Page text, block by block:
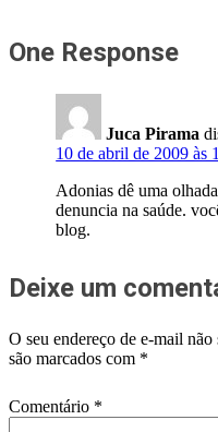
One Response
Juca Pirama
10 de abril de 2009 às
Adonias dê uma
denuncia na saúde.
blog.
Deixe um
O seu endereço de e-mail não
são marcados com *
Comentário *